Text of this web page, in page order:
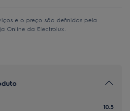
e o preço são definidos pela
Online da Electrolux.
10.5